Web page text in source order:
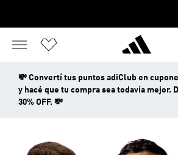
💸 Convertí tus puntos adiClub en
y hacé que tu compra sea todavía mejor.
30% OFF. 💸